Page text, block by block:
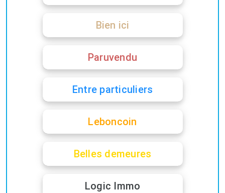
Bien ici
Paruvendu
Entre particuliers
Leboncoin
Belles demeures
Logic Immo